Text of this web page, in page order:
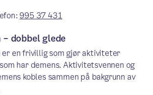
995 37 431
dobbel glede
er en frivillig som gjør aktiviteter
har demens. Aktivitetsvennen og
kobles sammen på bakgrunn av